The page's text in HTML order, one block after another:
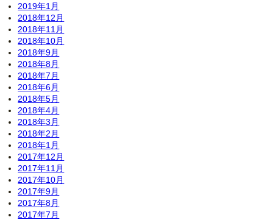
2019年1月
2018年12月
2018年11月
2018年10月
2018年9月
2018年8月
2018年7月
2018年6月
2018年5月
2018年4月
2018年3月
2018年2月
2018年1月
2017年12月
2017年11月
2017年10月
2017年9月
2017年8月
2017年7月